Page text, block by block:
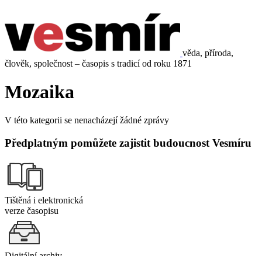
věda, příroda,
člověk, společnost – časopis s tradicí od roku 1871
Mozaika
V této kategorii se nenacházejí žádné zprávy
Předplatným pomůžete zajistit budoucnost Vesmíru
Tištěná i elektronická
verze časopisu